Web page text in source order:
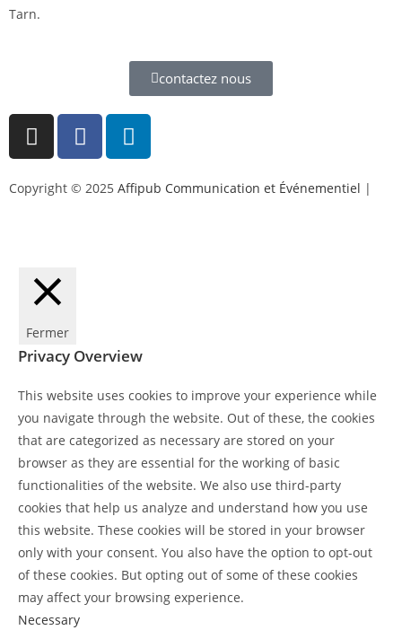
Tarn.
contactez nous
Copyright © 2025 Affipub Communication et Événementiel |
Fermer
Privacy Overview
This website uses cookies to improve your experience while
you navigate through the website. Out of these, the cookies
that are categorized as necessary are stored on your
browser as they are essential for the working of basic
functionalities of the website. We also use third-party
cookies that help us analyze and understand how you use
this website. These cookies will be stored in your browser
only with your consent. You also have the option to opt-out
of these cookies. But opting out of some of these cookies
may affect your browsing experience.
Necessary